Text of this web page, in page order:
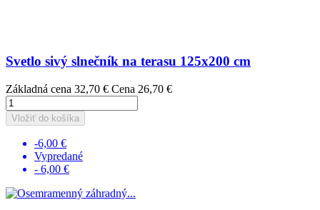
Svetlo sivý slnečník na terasu 125x200 cm
Základná cena 32,70 € Cena 26,70 €
Vložiť do košíka
-6,00 €
Vypredané
- 6,00 €